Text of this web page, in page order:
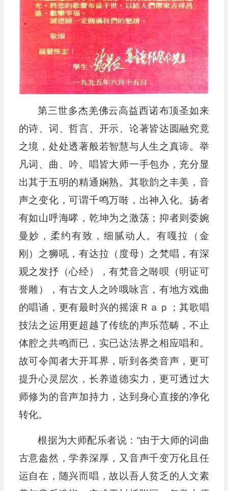
第三世多杰羌佛云高益西诺布顶圣如来
的诗、词、哲言、开示、论著皆达圆融究竟
之境，处处透著般若智慧与人生之真谛。举
凡词、曲、吟、唱皆大师一手包办，充分显
出其于五明的精通娴熟。其歌韵之丰美，音
声之变化，可谓千鸣万啭，出神入化。扬者
有如山呼海哮，乾坤为之激荡；抑者则委婉
曼妙，柔约有致，细腻动人。有嘎拉（金
刚）之狮吼，有达拉（度母）之梵唱，有深
观之发抒（心经），有梵音之啭呗（明证可
誉雕），有古文人之吟哦咏言，有地方戏曲
的唱诵，更有最时兴的摇滚Ｒａｐ；其歌唱
技法之运用更超越了传统的声乐范畴，不止
体腔之共鸣而已，实已达法界之相应唱和。
故可令闻者大开耳界，听到各类音声，更可
提升心灵层次，长养道德实力，更可透过大
师修为的音声加持力，达到身心直接的净化
转化。
根据为大师配乐者说：“由于大师的词曲
古意盎然，学养深厚，又音声千变万化且任
运自在，随兴而唱，故以吾人贫乏的人文素